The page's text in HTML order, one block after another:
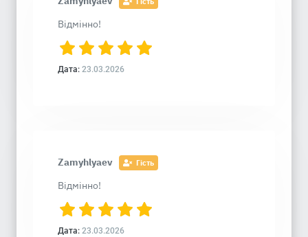
Відмінно!
Дата: 23.03.2026
Zamyhlyaev Гість
Відмінно!
Дата: 23.03.2026